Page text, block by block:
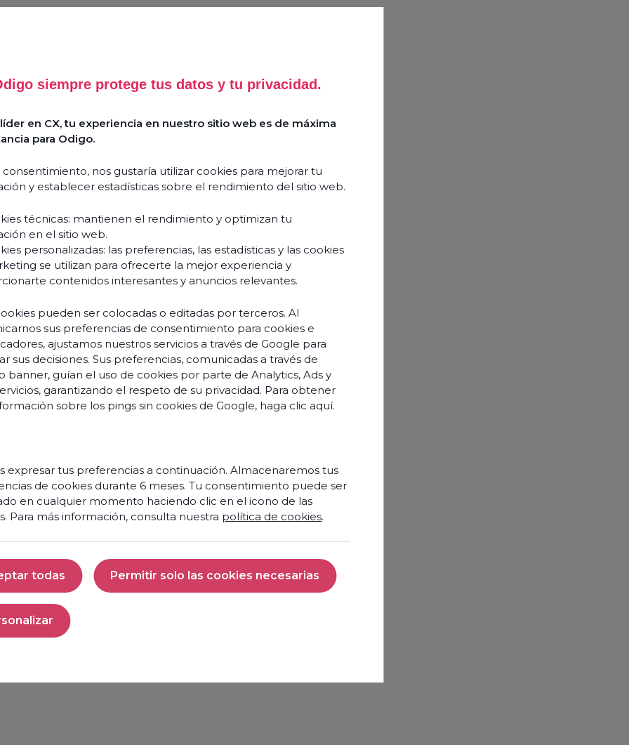
siempre protege tus datos y tu privacidad.
en CX, tu experiencia en nuestro sitio web es de máxima
para Odigo.
consentimiento, nos gustaría utilizar cookies para mejorar tu
y establecer estadísticas sobre el rendimiento del sitio web.
técnicas: mantienen el rendimiento y optimizan tu
en el sitio web.
personalizadas: las preferencias, las estadísticas y las cookies
se utilizan para ofrecerte la mejor experiencia y
contenidos interesantes y anuncios relevantes.
pueden ser colocadas o editadas por terceros. Al
sus preferencias de consentimiento para cookies e
ajustamos nuestros servicios a través de Google para
sus decisiones. Sus preferencias, comunicadas a través de
banner, guían el uso de cookies por parte de Analytics, Ads y
garantizando el respeto de su privacidad. Para obtener
sobre los pings sin cookies de Google, haga clic aquí.
expresar tus preferencias a continuación. Almacenaremos tus
de cookies durante 6 meses. Tu consentimiento puede ser
en cualquier momento haciendo clic en el icono de las
Para más información, consulta nuestra política de cookies.
todas
Aceptar todas
Permitir solo las cookies necesarias
Permitir solo las cookies necesarias
Personalizar